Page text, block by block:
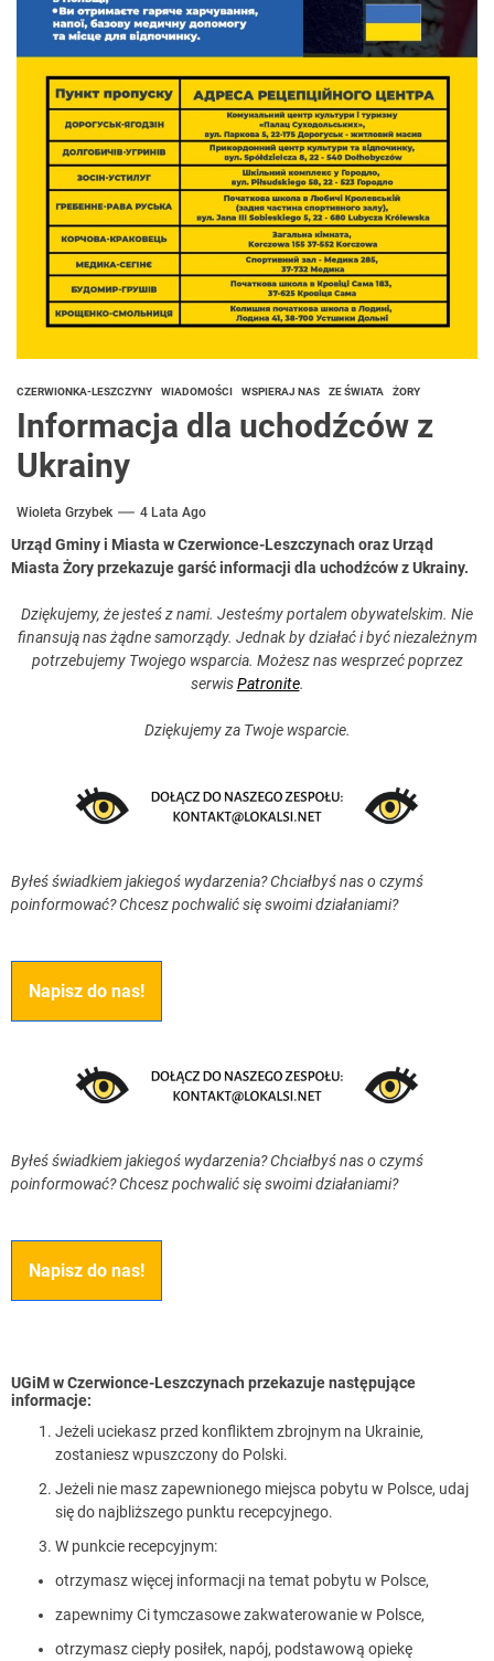
CZERWIONKA-LESZCZYNY WIADOMOŚCI WSPIERAJ NAS ZE ŚWIATA ŻORY
Informacja dla uchodźców z
Ukrainy
Wioleta Grzybek 4 Lata Ago
Urząd Gminy i Miasta w Czerwionce-Leszczynach oraz Urząd
Miasta Żory przekazuje garść informacji dla uchodźców z Ukrainy.
Dziękujemy, że jesteś z nami. Jesteśmy portalem obywatelskim. Nie
finansują nas żądne samorządy. Jednak by działać i być niezależnym
potrzebujemy Twojego wsparcia. Możesz nas wesprzeć poprzez
serwisPatronite.
Dziękujemy za Twoje wsparcie.
Byłeś świadkiem jakiegoś wydarzenia? Chciałbyś nas o czymś
poinformować? Chcesz pochwalić się swoimi działaniami?
Napisz do nas!
Byłeś świadkiem jakiegoś wydarzenia? Chciałbyś nas o czymś
poinformować? Chcesz pochwalić się swoimi działaniami?
Napisz do nas!
UGiM w Czerwionce-Leszczynach przekazuje następujące
informacje:
Jeżeli uciekasz przed konfliktem zbrojnym na Ukrainie,
zostaniesz wpuszczony do Polski.
Jeżeli nie masz zapewnionego miejsca pobytu w Polsce, udaj
się do najbliższego punktu recepcyjnego.
W punkcie recepcyjnym:
otrzymasz więcej informacji na temat pobytu w Polsce,
zapewnimy Ci tymczasowe zakwaterowanie w Polsce,
otrzymasz ciepły posiłek, napój, podstawową opiekę